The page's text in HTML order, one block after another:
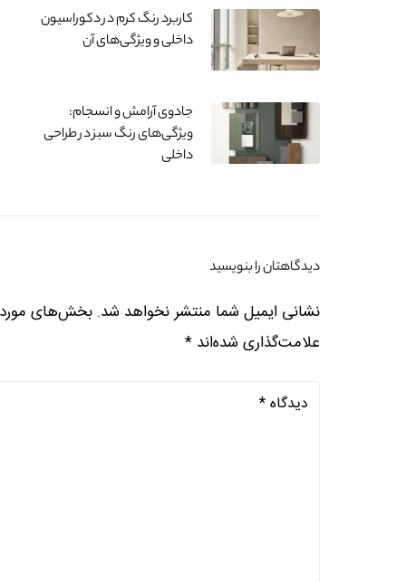
کاربرد رنگ کرم در دکوراسیون
داخلی و ویژگی‌های آن
جادوی آرامش و انسجام:
ویژگی‌های رنگ سبز در طراحی
داخلی
دیدگاهتان را بنویسید
نشانی ایمیل شما منتشر نخواهد شد. بخش‌های
علامت‌گذاری شده‌اند *